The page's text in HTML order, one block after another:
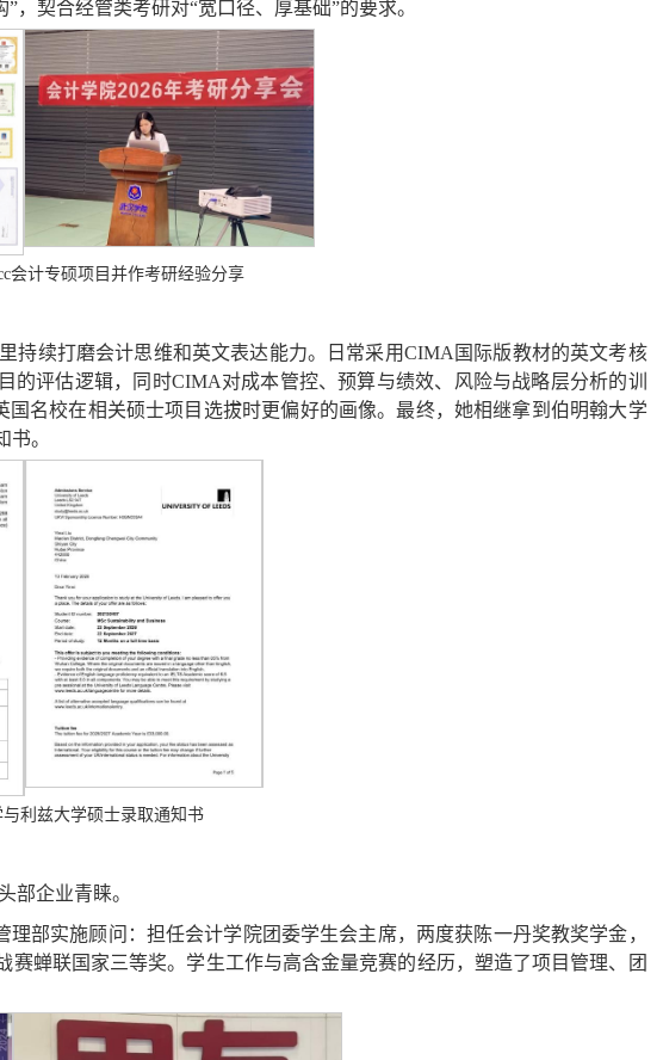
契合经管类考研对“宽口径、厚基础”的要求。
会计专硕项目并作考研经验分享
持续打磨会计思维和英文表达能力。日常采用CIMA国际版教材的英文考核
评估逻辑，同时CIMA对成本管控、预算与绩效、风险与战略层分析的训
名校在相关硕士项目选拔时更偏好的画像。最终，她相继拿到伯明翰大学
书。
利兹大学硕士录取通知书
部企业青睐。
部实施顾问：担任会计学院团委学生会主席，两度获陈一丹奖教奖学金，
蝉联国家三等奖。学生工作与高含金量竞赛的经历，塑造了项目管理、团